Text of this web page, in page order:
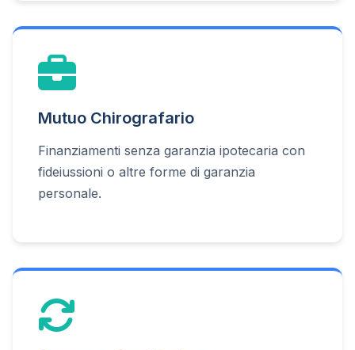
Mutuo Chirografario
Finanziamenti senza garanzia ipotecaria con
fideiussioni o altre forme di garanzia
personale.